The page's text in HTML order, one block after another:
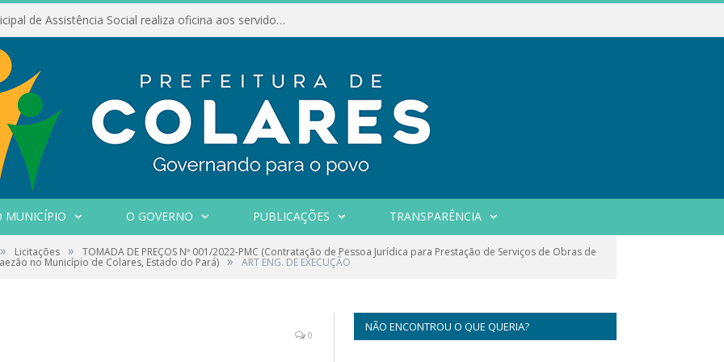
Conselho Municipal de Assistência Social realiza oficina aos servidores
MUNICÍPIO O GOVERNO PUBLICAÇÕES TRANSPARÊNCIA
» Licitações » TOMADA DE PREÇOS Nº 001/2022-PMC (Contratação de Pessoa Jurídica para Prestação de Serviços de Obras de
no Município de Colares, Estado do Pará) » ART ENG. DE EXECUÇÃO
0
NÃO ENCONTROU O QUE QUERIA?